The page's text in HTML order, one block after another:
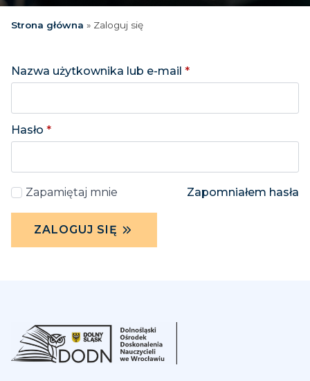
Strona główna » Zaloguj się
Nazwa użytkownika lub e-mail *
Hasło *
Zapamiętaj mnie Zapomniałem hasła
ZALOGUJ SIĘ